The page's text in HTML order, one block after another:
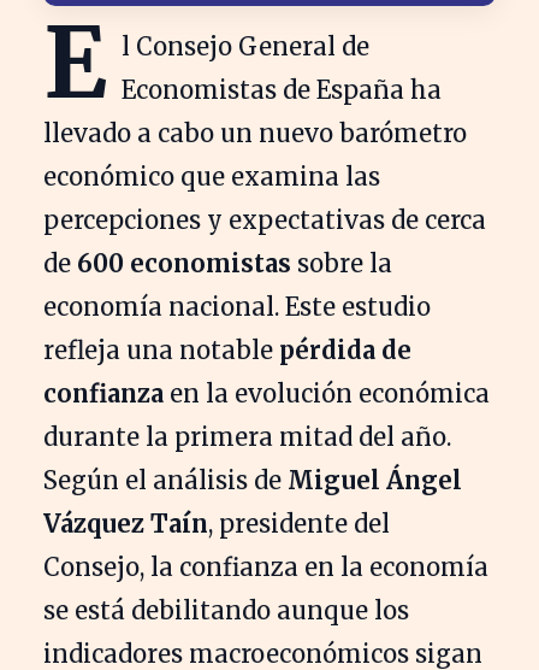
E l Consejo General de
Economistas de España ha
llevado a cabo un nuevo barómetro
económico que examina las
percepciones y expectativas de cerca
de 600 economistas sobre la
economía nacional. Este estudio
refleja una notable pérdida de
confianza en la evolución económica
durante la primera mitad del año.
Según el análisis de Miguel Ángel
Vázquez Taín, presidente del
Consejo, la confianza en la economía
se está debilitando aunque los
indicadores macroeconómicos sigan